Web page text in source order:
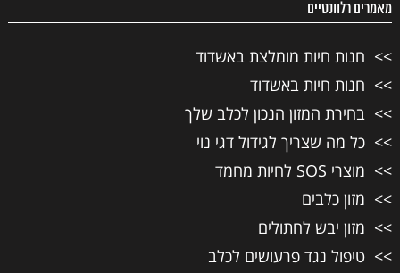
מאמרים רלוונטיים
חנות חיות מומלצת באשדוד
חנות חיות באשדוד
בחירת המזון הנכון לכלב שלך
כל מה שצריך לגידול דגי נוי
מוצרי SOS לחיות מחמד
מזון כלבים
מזון יבש לחתולים
טיפול נגד פרעושים לכלב